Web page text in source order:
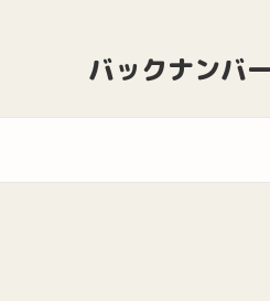
バックナンバー